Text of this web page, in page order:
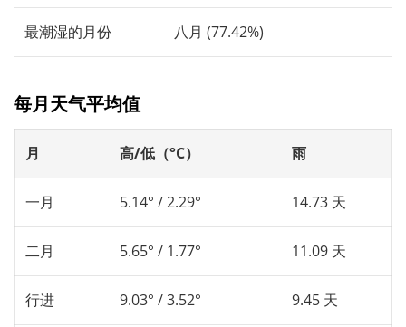
最潮湿的月份 八月 (77.42%)
每月天气平均值
月 高/低（°C） 雨
一月 5.14° / 2.29° 14.73 天
二月 5.65° / 1.77° 11.09 天
行进 9.03° / 3.52° 9.45 天